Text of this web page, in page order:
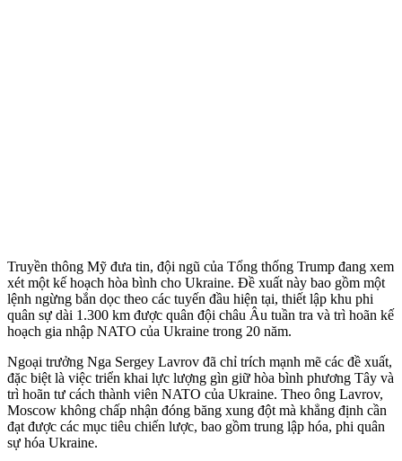
Truyền thông Mỹ đưa tin, đội ngũ của Tổng thống Trump đang xem
xét một kế hoạch hòa bình cho Ukraine. Đề xuất này bao gồm một
lệnh ngừng bắn dọc theo các tuyến đầu hiện tại, thiết lập khu phi
quân sự dài 1.300 km được quân đội châu Âu tuần tra và trì hoãn kế
hoạch gia nhập NATO của Ukraine trong 20 năm.
Ngoại trưởng Nga Sergey Lavrov đã chỉ trích mạnh mẽ các đề xuất,
đặc biệt là việc triển khai lực lượng gìn giữ hòa bình phương Tây và
trì hoãn tư cách thành viên NATO của Ukraine. Theo ông Lavrov,
Moscow không chấp nhận đóng băng xung đột mà khẳng định cần
đạt được các mục tiêu chiến lược, bao gồm trung lập hóa, phi quân
sự hóa Ukraine.